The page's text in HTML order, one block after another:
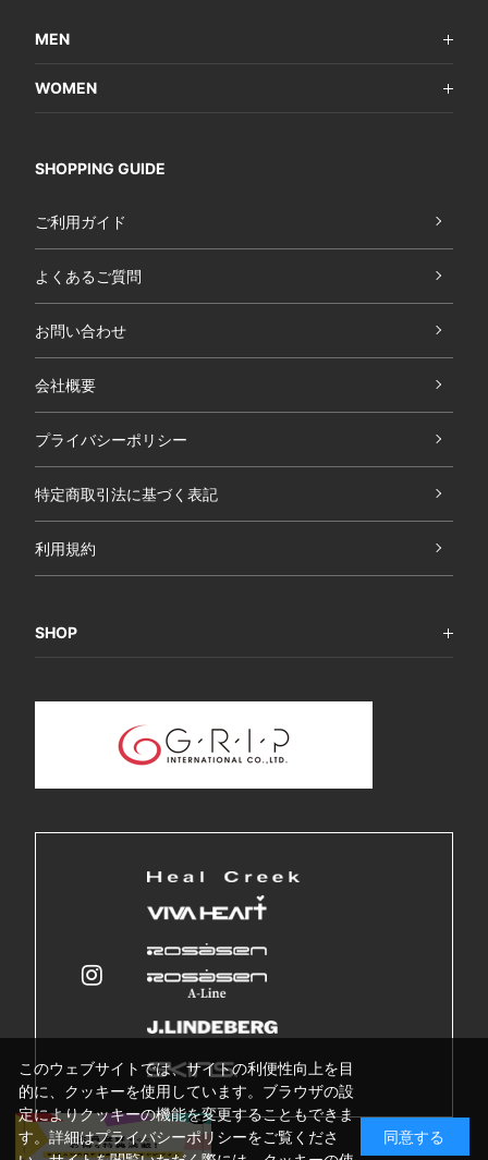
MEN
WOMEN
SHOPPING GUIDE
ご利用ガイド
よくあるご質問
お問い合わせ
会社概要
プライバシーポリシー
特定商取引法に基づく表記
利用規約
SHOP
このウェブサイトでは、サイトの利便性向上を目
的に、クッキーを使用しています。ブラウザの設
定によりクッキーの機能を変更することもできま
す。詳細はプライバシーポリシーをご覧くださ
同意する